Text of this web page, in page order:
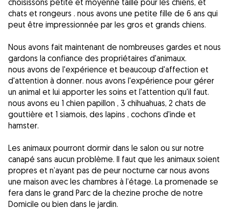
choisissons petite et moyenne taille pour les chiens, et
chats et rongeurs . nous avons une petite fille de 6 ans qui
peut être impressionnée par les gros et grands chiens.
Nous avons fait maintenant de nombreuses gardes et nous
gardons la confiance des propriétaires d'animaux.
nous avons de l'expérience et beaucoup d'affection et
d'attention à donner. nous avons l'expérience pour gérer
un animal et lui apporter les soins et l'attention qu'il faut.
nous avons eu 1 chien papillon , 3 chihuahuas, 2 chats de
gouttière et 1 siamois, des lapins , cochons d'inde et
hamster.
Les animaux pourront dormir dans le salon ou sur notre
canapé sans aucun problème. Il faut que les animaux soient
propres et n’ayant pas de peur nocturne car nous avons
une maison avec les chambres à l’étage. La promenade se
fera dans le grand Parc de la chezine proche de notre
Domicile ou bien dans le jardin.